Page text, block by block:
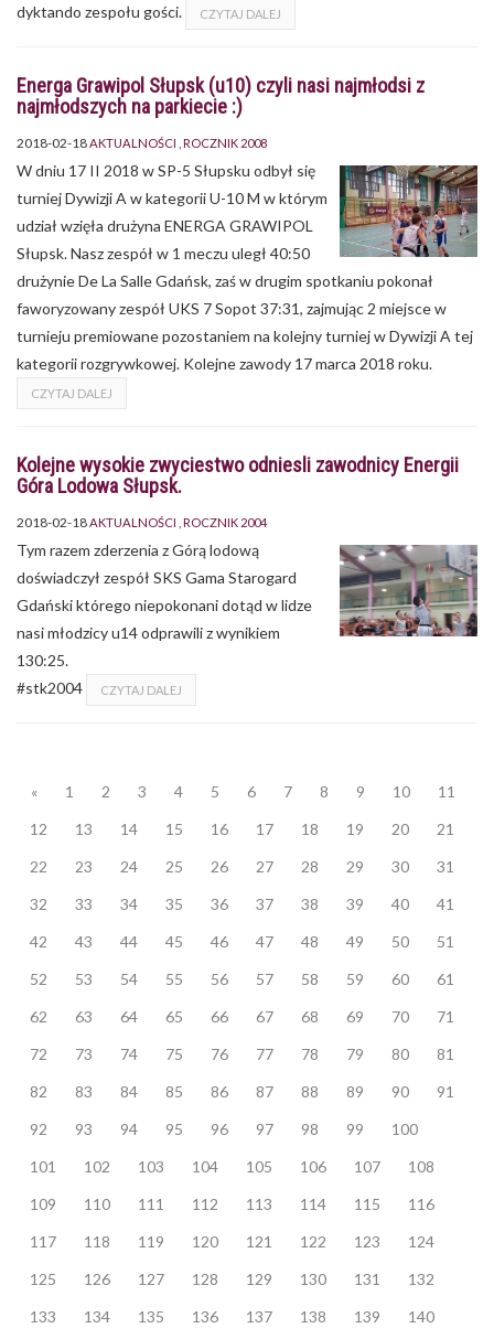
dyktando zespołu gości.
CZYTAJ DALEJ
Energa Grawipol Słupsk (u10) czyli nasi najmłodsi z
najmłodszych na parkiecie :)
2018-02-18 AKTUALNOŚCI ROCZNIK 2008
W dniu 17 II 2018 w SP-5 Słupsku odbył się
turniej Dywizji A w kategorii U-10 M w którym
udział wzięła drużyna ENERGA GRAWIPOL
Słupsk. Nasz zespół w 1 meczu uległ 40:50
drużynie De La Salle Gdańsk, zaś w drugim spotkaniu pokonał
faworyzowany zespół UKS 7 Sopot 37:31, zajmując 2 miejsce w
turnieju premiowane pozostaniem na kolejny turniej w Dywizji A tej
kategorii rozgrywkowej. Kolejne zawody 17 marca 2018 roku.
CZYTAJ DALEJ
Kolejne wysokie zwyciestwo odniesli zawodnicy Energii
Góra Lodowa Słupsk.
2018-02-18 AKTUALNOŚCI ROCZNIK 2004
Tym razem zderzenia z Górą lodową
doświadczył zespół SKS Gama Starogard
Gdański którego niepokonani dotąd w lidze
nasi młodzicy u14 odprawili z wynikiem
130:25.
#stk2004
CZYTAJ DALEJ
« 1 2 3 4 5 6 7 8 9 10
11
12
13 14 15 16 17 18 19 20
21
22
23 24 25 26 27 28 29 30
31
32
33 34 35 36 37 38 39 40
41
42
43 44 45 46 47 48 49 50
51
52
53 54 55 56 57 58 59 60
61
62
63 64 65 66 67 68 69 70
71
72
73 74 75 76 77 78 79 80
81
82
83 84 85 86 87 88 89 90
91
92
93 94 95 96 97 98 99
100
101
102 103 104 105 106 107
108
109
110 111 112 113 114 115
116
117
118 119 120 121 122 123
124
125
126 127 128 129 130 131
132
133
134 135 136 137 138 139 140